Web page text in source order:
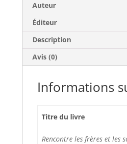
Auteur
Éditeur
Description
Avis (0)
Informations
Titre du livre
Rencontre les frères et les